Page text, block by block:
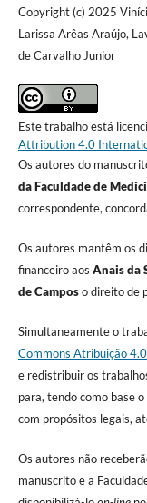
Copyright (c) 2025
Larissa Arêas Araújo,
de Carvalho Junior
Este trabalho está
Attribution 4.0
Os autores do
da Faculdade de
correspondente,
Os autores mantêm os
financeiro aos Anais da
de Camposo direito de
Simultaneamente o
Commons Atribuição
e redistribuir os
para, tendo como base
com propósitos legais,
Os autores não
manuscrito e a